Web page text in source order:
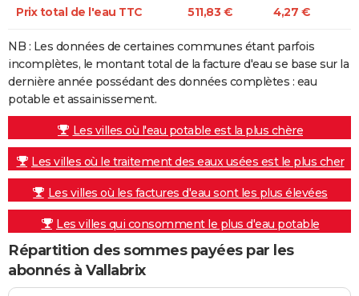
Prix total de l'eau TTC 511,83 € 4,27 €
NB : Les données de certaines communes étant parfois
incomplètes, le montant total de la facture d'eau se base sur la
dernière année possédant des données complètes : eau
potable et assainissement.
Les villes où l'eau potable est la plus chère
Les villes où le traitement des eaux usées est le plus cher
Les villes où les factures d'eau sont les plus élevées
Les villes qui consomment le plus d'eau potable
Répartition des sommes payées par les
abonnés à Vallabrix